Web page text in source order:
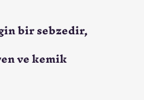
bir sebzedir,
ve kemik